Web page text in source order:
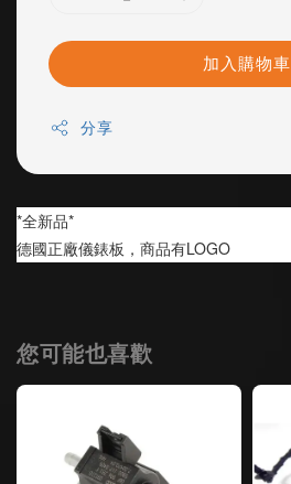
加入購物車
分享
*全新品*
德國正廠儀錶板，商品有LOGO
您可能也喜歡